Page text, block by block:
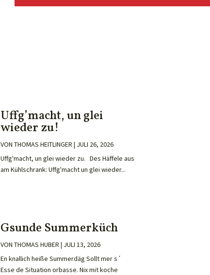
Uffg’macht, un glei
wieder zu!
VON THOMAS HEITLINGER | JULI 26, 2026
Uffg'macht, un glei wieder zu. Des Häffele aus
am Kühlschrank: Uffg'macht un glei wieder...
Gsunde Summerküch
VON THOMAS HUBER | JULI 13, 2026
En knallich heiße Summerdäg Sollt mer s´
Esse de Situation orbasse. Nix mit koche